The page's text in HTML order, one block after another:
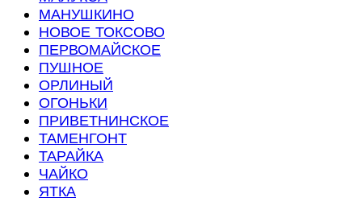
МАНУШКИНО
НОВОЕ ТОКСОВО
ПЕРВОМАЙСКОЕ
ПУШНОЕ
ОРЛИНЫЙ
ОГОНЬКИ
ПРИВЕТНИНСКОЕ
ТАМЕНГОНТ
ТАРАЙКА
ЧАЙКО
ЯТКА